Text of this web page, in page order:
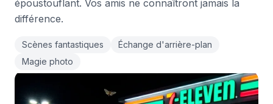
époustouflant. Vos amis ne connaîtront jamais la
différence.
Scènes fantastiques
Échange d'arrière-plan
Magie photo